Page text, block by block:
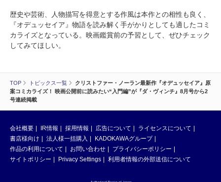
TOP トピックス一覧
クリストファー・ノーラン最新作『オデュッセイア』原
案コミカライズ！ 映画公開前に読みたい“入門編”が『ダ・ヴィンチ』8月号から2
号連続掲載
歴史や芸術、人物描写を得意とする作風は本作との相性も良く、
『オデュッセイア』物語を読み解く手がかりとしても適したコミ
カライズとなっている。映画鑑賞前の予習として、ぜひチェック
してみてほしい。
会社概要 IR情報 採用情報 広告について
ライセンスについて
書店様向け
法人様一括購入
KADOKAWAグループ
作品の利用について
お問い合わせ
プライバシーポリシー
サイトポリシー
Privacy Settings 利用者情報の外部送信について